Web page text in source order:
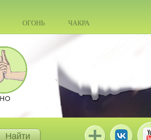
ОГОНЬ ЧАКРА